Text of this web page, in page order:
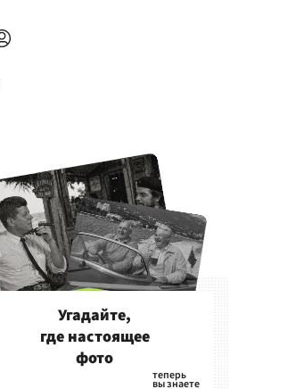
Угадайте,
где настоящее
фото